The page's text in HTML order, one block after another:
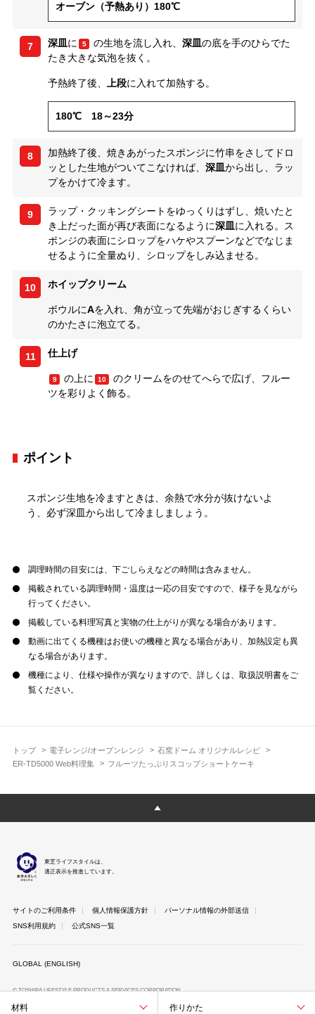
材料 作りかた
トップ 電子レンジ/オーブンレンジ
石窯ドーム オリジナルレシピ
ER-TD5000 Web料理集
フルーツたっぷりスコップショートケーキ
オーブン（予熱あり）180℃
7 深皿に 5 の生地を流し入れ、 深皿の底を手のひらでた
たき大きな気泡を抜く。
予熱終了後、 上段に入れて加熱する。
180℃ 18～23分
8
加熱終了後、焼きあがったスポンジに竹串をさしてドロ
ッとした生地がついてこなければ、 深皿から出し、ラッ
プをかけて冷ます。
9
ラップ・クッキングシートをゆっくりはずし、焼いたと
き上だった面が再び表面になるように深皿に入れる。ス
ポンジの表面にシロップをハケやスプーンなどでなじま
せるように全量ぬり、シロップをしみ込ませる。
10 ホイップクリーム
ボウルにAを入れ、角が立って先端がおじぎするくらい
のかたさに泡立てる。
11 仕上げ
9 の上に 10
のクリームをのせてへらで広げ、フルー
ツを彩りよく飾る。
ポイント
スポンジ生地を冷ますときは、余熱で水分が抜けないよ
う、必ず深皿から出して冷ましましょう。
調理時間の目安には、下ごしらえなどの時間は含みません。
掲載されている調理時間・温度は一応の目安ですので、様子を見ながら
行ってください。
掲載している料理写真と実物の仕上がりが異なる場合があります。
動画に出てくる機種はお使いの機種と異なる場合があり、加熱設定も異
なる場合があります。
機種により、仕様や操作が異なりますので、詳しくは、取扱説明書をご
覧ください。
東芝ライフスタイルは、
適正表示を推進しています。
サイトのご利用条件 個人情報保護方針
パーソナル情報の外部送信
SNS利用規約
公式SNS一覧
GLOBAL (ENGLISH)
© TOSHIBA LIFESTYLE PRODUCTS & SERVICES CORPORATION